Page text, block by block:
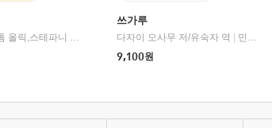
제이미 러시,톰 올릭,스테파니 플랜더스 편저/임경은 역/박정호 감수 |
교보문고
쓰가루
다자이 오사무 저/유숙자 역
민음사
9,100원